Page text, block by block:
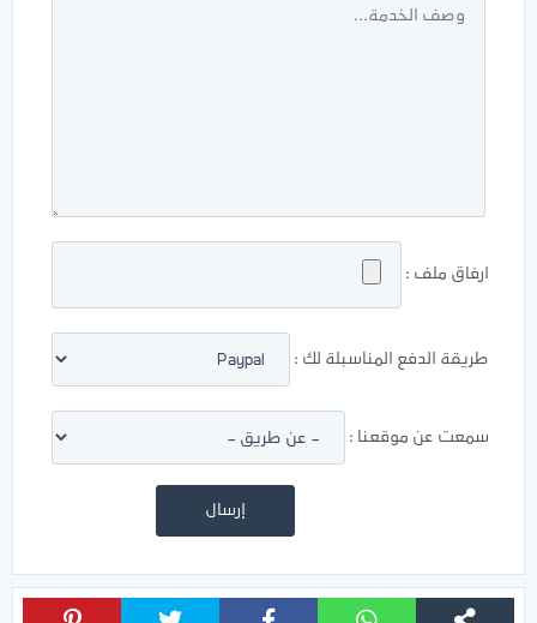
ارفاق ملف :
طريقة الدفع المناسبلة لك :
سمعت عن موقعنا :